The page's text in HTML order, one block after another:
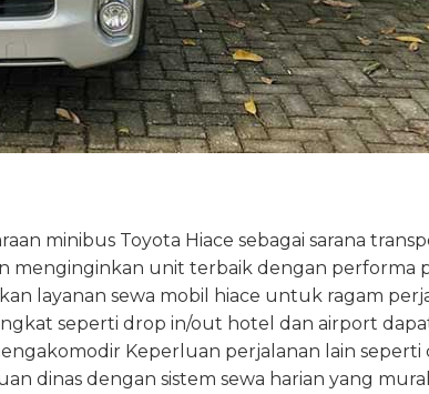
minibus Toyota Hiace sebagai sarana
menginginkan unit terbaik dengan performa
layanan sewa mobil hiace untuk ragam
seperti drop in/out hotel dan airport
Keperluan perjalanan lain
dinas dengan sistem sewa harian yang